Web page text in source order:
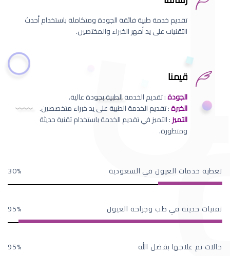
تقديم خدمة طبية فائقة الجودة ومتكاملة باستخدام أحدث
التقنيات على يد أمهر الخبراء والمختصين.
قيمنا
الجودة: تقديم الخدمة الطبية بجودة عالية.
الخبرة: تقديم الخدمة الطبية على يد خبراء متخصصين.
التميز: التميز في تقديم الخدمة باستخدام تقنية حديثة
ومتطورة.
تغطية خدمات العيون في السعودية 30
تقنيات حديثة في طب وجراحة العيون 95
حالات تم علاجها بفضل الله 95